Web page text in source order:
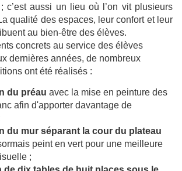
c’est aussi un lieu où l’on vit plusieurs
qualité des espaces, leur confort et leur
au bien-être des élèves.
concrets au service des élèves
dernières années, de nombreux
ont été réalisés :
du préau avec la mise en peinture des
afin d'apporter davantage de
du mur séparant la cour du plateau
peint en vert pour une meilleure
;